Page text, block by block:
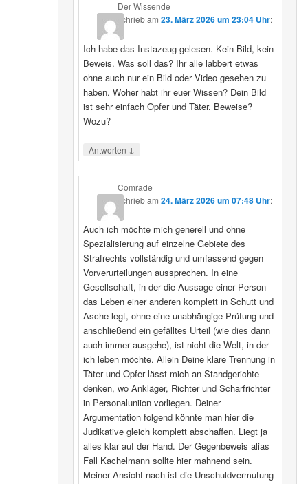
Der Wissende
schriebam23. März 2026 um 23:04 Uhr:
Ich habe das Instazeug gelesen. Kein Bild, kein
Beweis. Was soll das? Ihr alle labbert etwas
ohne auch nur ein Bild oder Video gesehen zu
haben. Woher habt ihr euer Wissen? Dein Bild
ist sehr einfach Opfer und Täter. Beweise?
Wozu?
Antworten ↓
Comrade
schriebam24. März 2026 um 07:48 Uhr:
Auch ich möchte mich generell und ohne
Spezialisierung auf einzelne Gebiete des
Strafrechts vollständig und umfassend gegen
Vorverurteilungen aussprechen. In eine
Gesellschaft, in der die Aussage einer Person
das Leben einer anderen komplett in Schutt und
Asche legt, ohne eine unabhängige Prüfung und
anschließend ein gefälltes Urteil (wie dies dann
auch immer ausgehe), ist nicht die Welt, in der
ich leben möchte. Allein Deine klare Trennung in
Täter und Opfer lässt mich an Standgerichte
denken, wo Ankläger, Richter und Scharfrichter
in Personaluniion vorliegen. Deiner
Argumentation folgend könnte man hier die
Judikative gleich komplett abschaffen. Liegt ja
alles klar auf der Hand. Der Gegenbeweis alias
Fall Kachelmann sollte hier mahnend sein.
Meiner Ansicht nach ist die Unschuldvermutung